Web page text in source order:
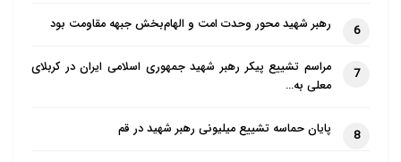
6 رهبر شهید محور وحدت امت و الهام‌بخش جبهه مقاومت بود
7
مراسم تشییع پیکر رهبر شهید جمهوری اسلامی ایران در کربلای
معلی به…
8 پایان حماسه تشییع میلیونی رهبر شهید در قم